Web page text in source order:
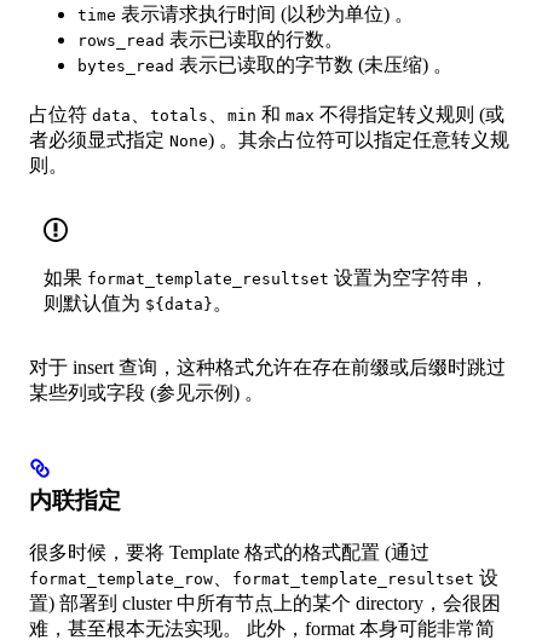
time 表示请求执行时间 (以秒为单位) 。
rows_read 表示已读取的行数。
bytes_read 表示已读取的字节数 (未压缩) 。
占位符 data totals min 和 max 不得指定转义规则 (或
者必须显式指定 None) 。其余占位符可以指定任意转义规
则。
如果 format_template_resultset 设置为空字符串，
则默认值为 ${data} 。
对于 insert 查询，这种格式允许在存在前缀或后缀时跳过
某些列或字段 (参见示例) 。
内联指定
很多时候，要将 Template 格式的格式配置 (通过
format_template_row format_template_resultset 设
置) 部署到 cluster 中所有节点上的某个 directory，会很困
难，甚至根本无法实现。 此外，format 本身可能非常简